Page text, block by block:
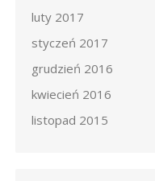
luty 2017
styczeń 2017
grudzień 2016
kwiecień 2016
listopad 2015